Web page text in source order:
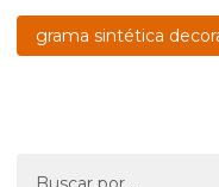
grama sintética